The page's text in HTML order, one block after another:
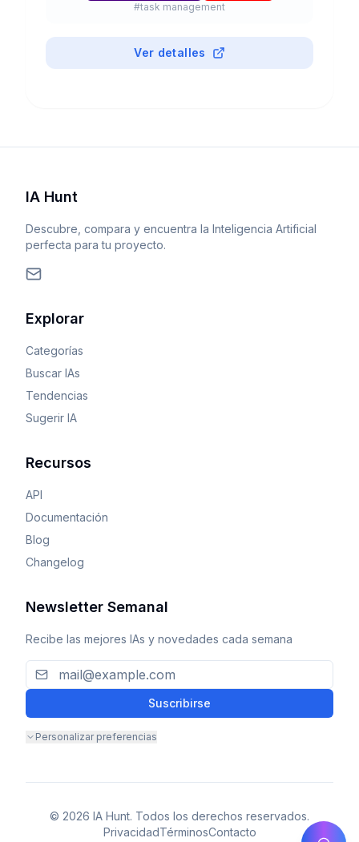
#task management
Ver detalles
IA Hunt
Descubre, compara y encuentra la Inteligencia Artificial
perfecta para tu proyecto.
Explorar
Categorías
Buscar IAs
Tendencias
Sugerir IA
Recursos
API
Documentación
Blog
Changelog
Newsletter Semanal
Recibe las mejores IAs y novedades cada semana
Suscribirse
Personalizar preferencias
© 2026 IA Hunt. Todos los derechos reservados.
PrivacidadTérminosContacto